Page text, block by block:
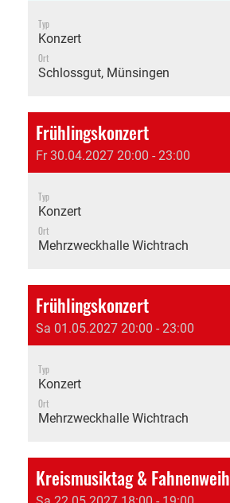
Typ
Konzert
Ort
Schlossgut, Münsingen
Frühlingskonzert
Fr 30.04.2027 20:00 - 23:00
Typ
Konzert
Ort
Mehrzweckhalle Wichtrach
Frühlingskonzert
Sa 01.05.2027 20:00 - 23:00
Typ
Konzert
Ort
Mehrzweckhalle Wichtrach
Kreismusiktag &